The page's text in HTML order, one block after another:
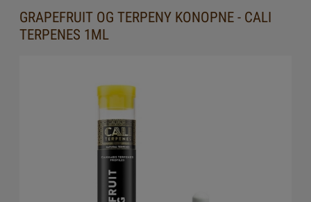
GRAPEFRUIT OG TERPENY KONOPNE - CALI
TERPENES 1ML